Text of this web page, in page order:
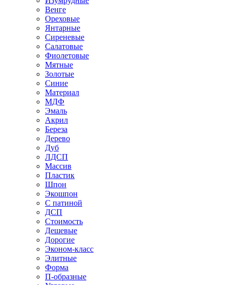
Венге
Ореховые
Янтарные
Сиреневые
Салатовые
Фиолетовые
Мятные
Золотые
Синие
Материал
МДФ
Эмаль
Акрил
Береза
Дерево
Дуб
ЛДСП
Массив
Пластик
Шпон
Экошпон
С патиной
ДСП
Стоимость
Дешевые
Дорогие
Эконом-класс
Элитные
Форма
П-образные